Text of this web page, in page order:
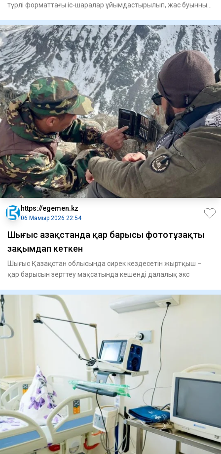
түрлі форматтағы іс-шаралар ұйымдастырылып, жас буынның
https://egemen.kz
06 Мамыр 2026 22:54
Шығыс Қазақстанда қар барысы фототұзақты
зақымдап кеткен
Шығыс Қазақстан облысында сирек кездесетін жыртқыш –
қар барысын зерттеу мақсатында кешенді далалық экс